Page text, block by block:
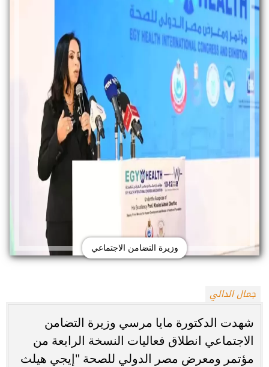
وزيرة التضامن الاجتماعي
جمال الدالي
شهدت الدكتورة مايا مرسي وزيرة التضامن
الاجتماعي انطلاق فعاليات النسخة الرابعة من
مؤتمر ومعرض مصر الدولي للصحة "إيجي هيلث